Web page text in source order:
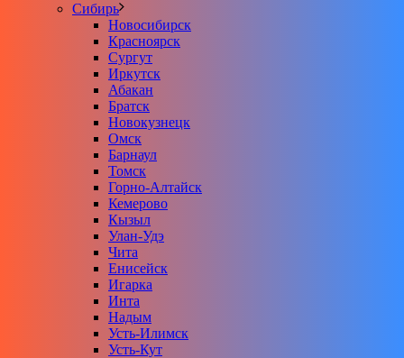
Сибирь
Новосибирск
Красноярск
Сургут
Иркутск
Абакан
Братск
Новокузнецк
Омск
Барнаул
Томск
Горно-Алтайск
Кемерово
Кызыл
Улан-Удэ
Чита
Енисейск
Игарка
Инта
Надым
Усть-Илимск
Усть-Кут